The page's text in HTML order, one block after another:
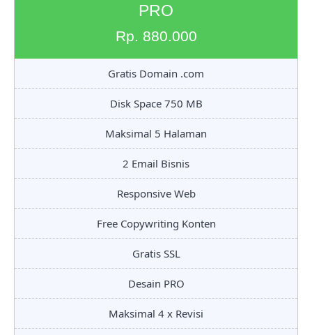
PRO
Rp. 880.000
Gratis Domain .com
Disk Space 750 MB
Maksimal 5 Halaman
2 Email Bisnis
Responsive Web
Free Copywriting Konten
Gratis SSL
Desain PRO
Maksimal 4 x Revisi